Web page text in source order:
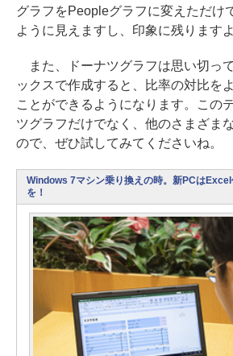
グラフをPeopleグラフに変えただけ
ように見えますし、印象に残りますよ
また、ドーナツグラフは思い切っ
ックスで作成すると、比率の対比を
ことができるようになります。この
ツグラフだけでなく、他のさまざま
ので、ぜひ試してみてくださいね。
Windows 7マシン乗り換えの時。新PCは
を！